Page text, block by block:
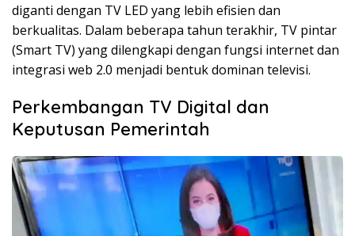
diganti dengan TV LED yang lebih efisien dan
berkualitas. Dalam beberapa tahun terakhir, TV pintar
(Smart TV) yang dilengkapi dengan fungsi internet dan
integrasi web 2.0 menjadi bentuk dominan televisi.
Perkembangan TV Digital dan
Keputusan Pemerintah